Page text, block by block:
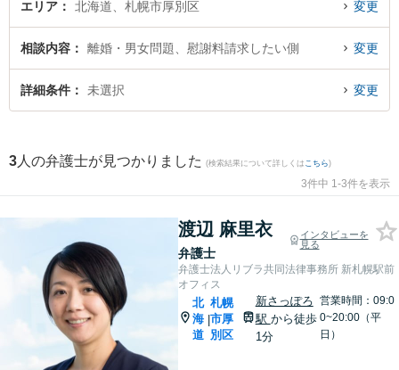
や夜間に発生した慰謝料請求したい側のトラブルを今すぐに弁護士に相談した
い』『慰謝料請求したい側のトラブル解決の実績豊富な近くの弁護士を検索し
たい』『初回相談無料で慰謝料請求したい側を法律相談できる札幌市厚別区内
エリア 北海道、札幌市厚別区 変更
相談内容 離婚・男女問題、慰謝料請求したい側 変更
詳細条件 未選択 変更
3 人の弁護士が見つかりました (検索結果について詳しくは こちら)
3件中 1-3件を表示
渡辺 麻里衣
弁護士
インタビューを
見る
弁護士法人リブラ共同法律事務所 新札幌駅前
オフィス
北
海
道
|
札幌
市厚
別区
新さっぽろ
駅 から徒歩
1分
営業時間：09:0
0~20:00（平
日）